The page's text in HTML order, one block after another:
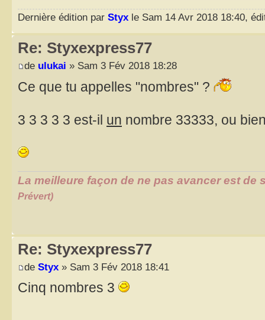
Dernière édition par Styx le Sam 14 Avr 2018 18:40,
Re: Styxexpress77
de ulukai » Sam 3 Fév 2018 18:28
Ce que tu appelles "nombres" ?
3 3 3 3 3 est-il un nombre 33333, ou
La meilleure façon de ne pas avancer est de
Prévert)
Re: Styxexpress77
de Styx » Sam 3 Fév 2018 18:41
Cinq nombres 3